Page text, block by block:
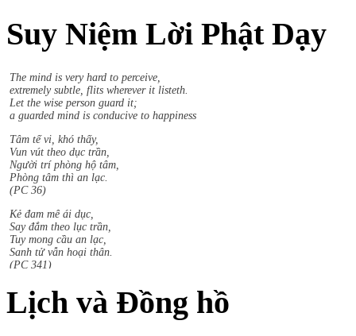
Suy Niệm Lời Phật Dạy
Sududdasa.m sunipuna.m yatthakaamanipaatina.m
Citta.m rakkhetha medhaavii citta.m gutta.m sukhaavaha.m.
extremely subtle, flits wherever it listeth.
Let the wise person guard it;
a guarded mind is conducive to happiness
Vun vút theo dục trần,
Người trí phòng hộ tâm,
Phòng tâm thì an lạc.
(PC 36)
Say đắm theo lục trần,
Tuy mong cầu an lạc,
Sanh tử vẫn hoại thân.
(PC 341)
Thất bại chuốc khổ đau,
Từ bỏ mọi thắng bại,
An tịnh liền theo sau
Lịch và Đồng hồ